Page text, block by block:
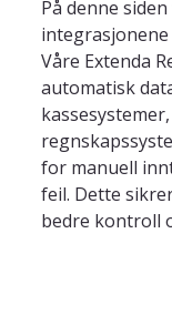
På denne
integrasjonene
Våre Extenda
automatisk
for manuell
feil. Dette
bedre kontroll